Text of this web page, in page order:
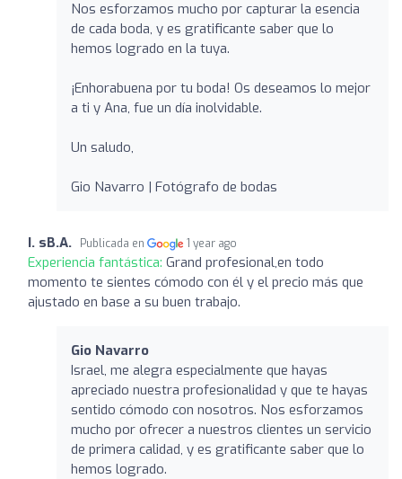
Nos esforzamos mucho por capturar la esencia
de cada boda, y es gratificante saber que lo
hemos logrado en la tuya.
¡Enhorabuena por tu boda! Os deseamos lo mejor
a ti y Ana, fue un día inolvidable.
Un saludo,
Gio Navarro | Fotógrafo de bodas
I. sB.A. Publicada en 1 year ago
Experiencia fantástica: Grand profesional,en todo
momento te sientes cómodo con él y el precio más que
ajustado en base a su buen trabajo.
Gio Navarro
Israel, me alegra especialmente que hayas
apreciado nuestra profesionalidad y que te hayas
sentido cómodo con nosotros. Nos esforzamos
mucho por ofrecer a nuestros clientes un servicio
de primera calidad, y es gratificante saber que lo
hemos logrado.